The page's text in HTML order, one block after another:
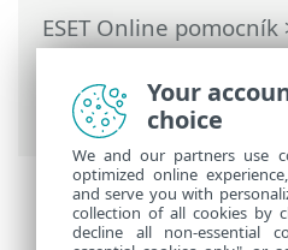
ESET Online pomocník
Business Security>
Ako naplánovať
zariadenia
Your
choice
We and our partners use
optimized online
and serve you with
collection of all cookies by
decline all non-essential